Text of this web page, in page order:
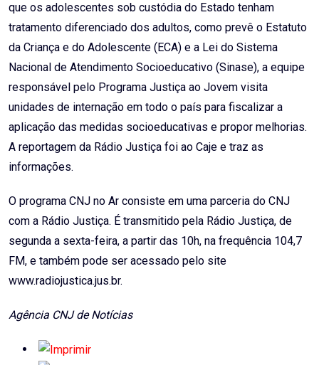
que os adolescentes sob custódia do Estado tenham
tratamento diferenciado dos adultos, como prevê o Estatuto
da Criança e do Adolescente (ECA) e a Lei do Sistema
Nacional de Atendimento Socioeducativo (Sinase), a equipe
responsável pelo Programa Justiça ao Jovem visita
unidades de internação em todo o país para fiscalizar a
aplicação das medidas socioeducativas e propor melhorias.
A reportagem da Rádio Justiça foi ao Caje e traz as
informações.
O programa CNJ no Ar consiste em uma parceria do CNJ
com a Rádio Justiça. É transmitido pela Rádio Justiça, de
segunda a sexta-feira, a partir das 10h, na frequência 104,7
FM, e também pode ser acessado pelo site
www.radiojustica.jus.br.
Agência CNJ de Notícias